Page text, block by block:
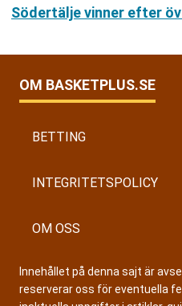
Södertälje vinner efter
OM BASKETPLUS.SE
BETTING
INTEGRITETSPOLICY
OM OSS
Innehållet på denna sajt är
reserverar oss för eventuella